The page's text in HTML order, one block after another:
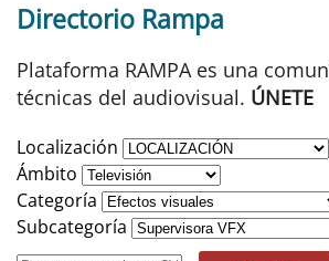
Directorio Rampa
Plataforma RAMPA es una
técnicas del audiovisual. ÚNETE
Localización
Ámbito
Categoría
Subcategoría